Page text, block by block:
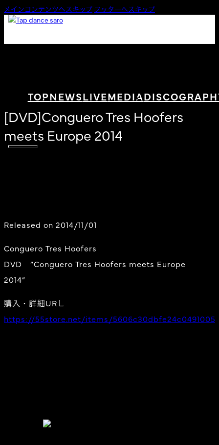
メインコンテンツへスキップ フッターへスキップ
TOPNEWSLIVEMEDIA
[DVD]Conguero Tres Hoofers
meets Europe 2014
Released on 2014/11/01
Conguero Tres Hoofers
DVD ”Conguero Tres Hoofers meets Europe
2014”
購入・詳細URＬ
https://55store.net/items/